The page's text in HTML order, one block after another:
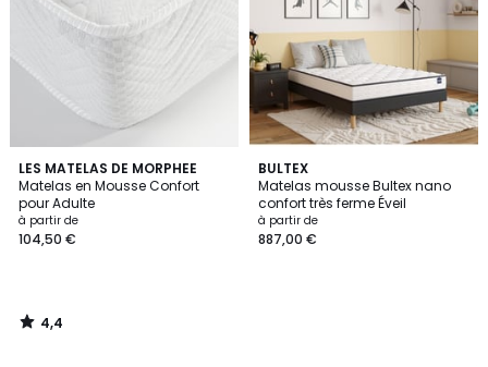
LES MATELAS DE MORPHEE
Matelas en Mousse Confort
pour Adulte
à partir de
104,50 €
4,4
/ 5
4,4
/
BULTEX
Matelas mousse Bultex nano
confort très ferme Éveil
à partir de
887,00 €